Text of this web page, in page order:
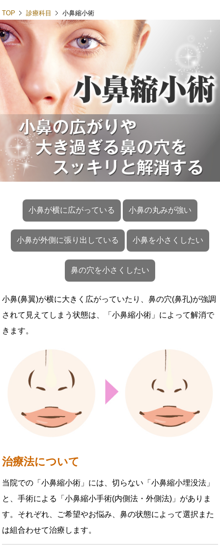
TOP 診療科目 小鼻縮小術
小鼻が横に広がっている 小鼻の丸みが強い
小鼻が外側に張り出している 小鼻を小さくしたい
鼻の穴を小さくしたい
小鼻(鼻翼)が横に大きく広がっていたり、鼻の穴(鼻孔)が強調
されて見えてしまう状態は、「小鼻縮小術」によって解消で
きます。
治療法について
当院での「小鼻縮小術」には、切らない「小鼻縮小埋没法」
と、手術による「小鼻縮小手術(内側法・外側法)」がありま
す。それぞれ、ご希望やお悩み、鼻の状態によって選択また
は組合わせて治療します。